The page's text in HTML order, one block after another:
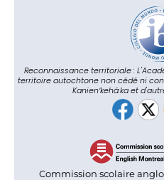
Reconnaissance territoriale :
territoire autochtone non cédé ni
Kanienʼkehá:ka et
Commission scolaire